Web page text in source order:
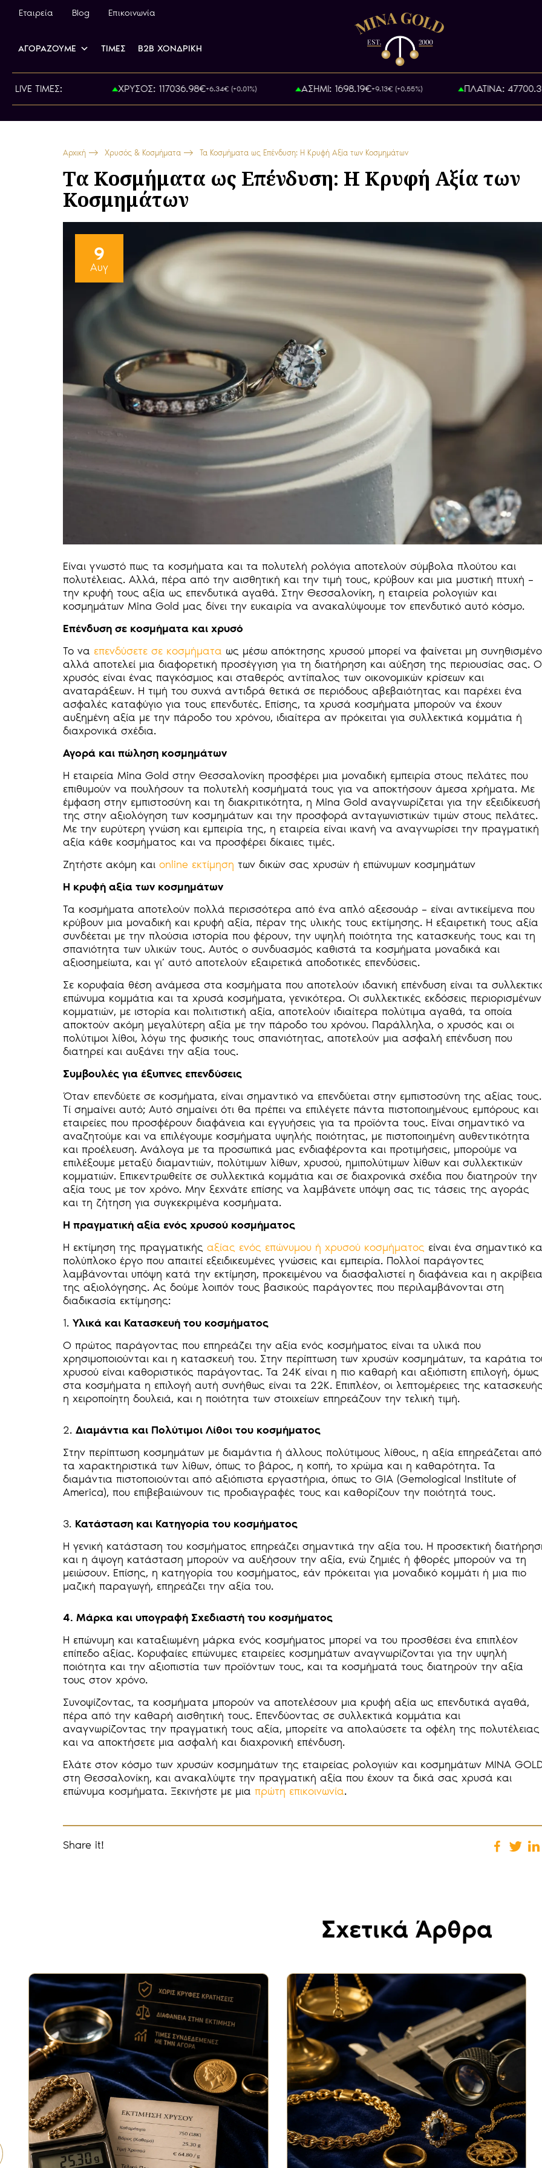
Εταιρεία Blog Επικοινωνία
ΑΓΟΡΑΖΟΥΜΕ ΤΙΜΕΣ B2B ΧΟΝΔΡΙΚΗ
LIVE ΤΙΜΕΣ:
800.00€ ΧΡΥΣΟΣ: 117036.98€+6.34€ (+0.01%) ΑΣΗΜΙ: 1698.19€+9.13€ (+0.55%) ΠΛΑΤΙΝΑ: 47700.31€
Αρχική Χρυσός & Κοσμήματα Τα Κοσμήματα ως Επένδυση: Η Κρυφή Αξία των Κοσμημάτων
Τα Κοσμήματα ως Επένδυση: Η Κρυφή Αξία των
Κοσμημάτων
9
Αυγ
Είναι γνωστό πως τα κοσμήματα και τα πολυτελή ρολόγια αποτελούν σύμβολα πλούτου και
πολυτέλειας. Αλλά, πέρα από την αισθητική και την τιμή τους, κρύβουν και μια μυστική πτυχή –
την κρυφή τους αξία ως επενδυτικά αγαθά. Στην Θεσσαλονίκη, η εταιρεία ρολογιών και
κοσμημάτων Mina Gold μας δίνει την ευκαιρία να ανακαλύψουμε τον επενδυτικό αυτό κόσμο.
Επένδυση σε κοσμήματα και χρυσό
Το να επενδύσετε σε κοσμήματα ως μέσω απόκτησης χρυσού μπορεί να φαίνεται μη
αλλά αποτελεί μια διαφορετική προσέγγιση για τη διατήρηση και αύξηση της περιουσίας σας. Ο
χρυσός είναι ένας παγκόσμιος και σταθερός αντίπαλος των οικονομικών κρίσεων και
αναταράξεων. Η τιμή του συχνά αντιδρά θετικά σε περιόδους αβεβαιότητας και παρέχει ένα
ασφαλές καταφύγιο για τους επενδυτές. Επίσης, τα χρυσά κοσμήματα μπορούν να έχουν
αυξημένη αξία με την πάροδο του χρόνου, ιδιαίτερα αν πρόκειται για συλλεκτικά κομμάτια ή
διαχρονικά σχέδια.
Αγορά και πώληση κοσμημάτων
Η εταιρεία Mina Gold στην Θεσσαλονίκη προσφέρει μια μοναδική εμπειρία στους πελάτες που
επιθυμούν να πουλήσουν τα πολυτελή κοσμήματά τους για να αποκτήσουν άμεσα χρήματα. Με
έμφαση στην εμπιστοσύνη και τη διακριτικότητα, η Mina Gold αναγνωρίζεται για την εξειδίκευσή
της στην αξιολόγηση των κοσμημάτων και την προσφορά ανταγωνιστικών τιμών στους πελάτες.
Με την ευρύτερη γνώση και εμπειρία της, η εταιρεία είναι ικανή να αναγνωρίσει την πραγματική
αξία κάθε κοσμήματος και να προσφέρει δίκαιες τιμές.
Ζητήστε ακόμη και online εκτίμηση των δικών σας χρυσών ή επώνυμων κοσμημάτων
Η κρυφή αξία των κοσμημάτων
Τα κοσμήματα αποτελούν πολλά περισσότερα από ένα απλό αξεσουάρ – είναι αντικείμενα που
κρύβουν μια μοναδική και κρυφή αξία, πέραν της υλικής τους εκτίμησης. Η εξαιρετική τους αξία
συνδέεται με την πλούσια ιστορία που φέρουν, την υψηλή ποιότητα της κατασκευής τους και τη
σπανιότητα των υλικών τους. Αυτός ο συνδυασμός καθιστά τα κοσμήματα μοναδικά και
αξιοσημείωτα, και γι’ αυτό αποτελούν εξαιρετικά αποδοτικές επενδύσεις.
Σε κορυφαία θέση ανάμεσα στα κοσμήματα που αποτελούν ιδανική επένδυση είναι τα
επώνυμα κομμάτια και τα χρυσά κοσμήματα, γενικότερα. Οι συλλεκτικές εκδόσεις περιορισμένων
κομματιών, με ιστορία και πολιτιστική αξία, αποτελούν ιδιαίτερα πολύτιμα αγαθά, τα οποία
αποκτούν ακόμη μεγαλύτερη αξία με την πάροδο του χρόνου. Παράλληλα, ο χρυσός και οι
πολύτιμοι λίθοι, λόγω της φυσικής τους σπανιότητας, αποτελούν μια ασφαλή επένδυση που
διατηρεί και αυξάνει την αξία τους.
Συμβουλές για έξυπνες επενδύσεις
Όταν επενδύετε σε κοσμήματα, είναι σημαντικό να επενδύεται στην εμπιστοσύνη της αξίας τους.
Τί σημαίνει αυτό; Αυτό σημαίνει ότι θα πρέπει να επιλέγετε πάντα πιστοποιημένους εμπόρους και
εταιρείες που προσφέρουν διαφάνεια και εγγυήσεις για τα προϊόντα τους. Είναι σημαντικό να
αναζητούμε και να επιλέγουμε κοσμήματα υψηλής ποιότητας, με πιστοποιημένη αυθεντικότητα
και προέλευση. Ανάλογα με τα προσωπικά μας ενδιαφέροντα και προτιμήσεις, μπορούμε να
επιλέξουμε μεταξύ διαμαντιών, πολύτιμων λίθων, χρυσού, ημιπολύτιμων λίθων και συλλεκτικών
κομματιών. Επικεντρωθείτε σε συλλεκτικά κομμάτια και σε διαχρονικά σχέδια που διατηρούν την
αξία τους με τον χρόνο. Μην ξεχνάτε επίσης να λαμβάνετε υπόψη σας τις τάσεις της αγοράς
και τη ζήτηση για συγκεκριμένα κοσμήματα.
Η πραγματική αξία ενός χρυσού κοσμήματος
Η εκτίμηση της πραγματικής αξίας ενός επώνυμου ή χρυσού κοσμήματος είναι ένα σημαντικό
πολύπλοκο έργο που απαιτεί εξειδικευμένες γνώσεις και εμπειρία. Πολλοί παράγοντες
λαμβάνονται υπόψη κατά την εκτίμηση, προκειμένου να διασφαλιστεί η διαφάνεια και η ακρίβεια
της αξιολόγησης. Ας δούμε λοιπόν τους βασικούς παράγοντες που περιλαμβάνονται στη
διαδικασία εκτίμησης:
1. Υλικά και Κατασκευή του κοσμήματος
Ο πρώτος παράγοντας που επηρεάζει την αξία ενός κοσμήματος είναι τα υλικά που
χρησιμοποιούνται και η κατασκευή του. Στην περίπτωση των χρυσών κοσμημάτων, τα καράτια
χρυσού είναι καθοριστικός παράγοντας. Τα 24Κ είναι η πιο καθαρή και αξιόπιστη επιλογή, όμως
στα κοσμήματα η επιλογή αυτή συνήθως είναι τα 22Κ. Επιπλέον, οι λεπτομέρειες της
η χειροποίητη δουλειά, και η ποιότητα των στοιχείων επηρεάζουν την τελική τιμή.
2. Διαμάντια και Πολύτιμοι Λίθοι του κοσμήματος
Στην περίπτωση κοσμημάτων με διαμάντια ή άλλους πολύτιμους λίθους, η αξία επηρεάζεται από
τα χαρακτηριστικά των λίθων, όπως το βάρος, η κοπή, το χρώμα και η καθαρότητα. Τα
διαμάντια πιστοποιούνται από αξιόπιστα εργαστήρια, όπως το GIA (Gemological Institute of
America), που επιβεβαιώνουν τις προδιαγραφές τους και καθορίζουν την ποιότητά τους.
3. Κατάσταση και Κατηγορία του κοσμήματος
Η γενική κατάσταση του κοσμήματος επηρεάζει σημαντικά την αξία του. Η προσεκτική
και η άψογη κατάσταση μπορούν να αυξήσουν την αξία, ενώ ζημιές ή φθορές μπορούν να τη
μειώσουν. Επίσης, η κατηγορία του κοσμήματος, εάν πρόκειται για μοναδικό κομμάτι ή μια πιο
μαζική παραγωγή, επηρεάζει την αξία του.
4. Μάρκα και υπογραφή Σχεδιαστή του κοσμήματος
Η επώνυμη και καταξιωμένη μάρκα ενός κοσμήματος μπορεί να του προσθέσει ένα επιπλέον
επίπεδο αξίας. Κορυφαίες επώνυμες εταιρείες κοσμημάτων αναγνωρίζονται για την υψηλή
ποιότητα και την αξιοπιστία των προϊόντων τους, και τα κοσμήματά τους διατηρούν την αξία
τους στον χρόνο.
Συνοψίζοντας, τα κοσμήματα μπορούν να αποτελέσουν μια κρυφή αξία ως επενδυτικά αγαθά,
πέρα από την καθαρή αισθητική τους. Επενδύοντας σε συλλεκτικά κομμάτια και
αναγνωρίζοντας την πραγματική τους αξία, μπορείτε να απολαύσετε τα οφέλη της πολυτέλειας
και να αποκτήσετε μια ασφαλή και διαχρονική επένδυση.
Ελάτε στον κόσμο των χρυσών κοσμημάτων της εταιρείας ρολογιών και κοσμημάτων MINA
στη Θεσσαλονίκη, και ανακαλύψτε την πραγματική αξία που έχουν τα δικά σας χρυσά και
επώνυμα κοσμήματα. Ξεκινήστε με μια πρώτη επικοινωνία.
Share it!
Σχετικά Άρθρα